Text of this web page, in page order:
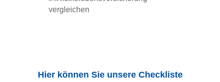
Hier können Sie unsere Checkliste